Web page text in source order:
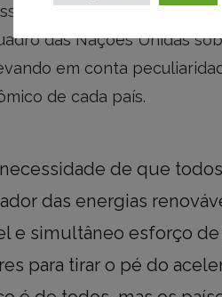
disse a ministra, que
das Nações Unidas
em conta
de cada país.
de que
das energias
e simultâneo esforço de
para tirar o pé do